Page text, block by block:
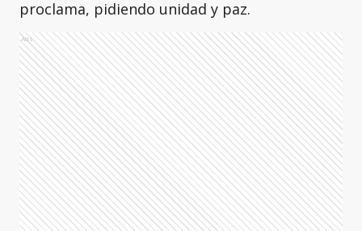
proclama, pidiendo unidad y paz.
Ads